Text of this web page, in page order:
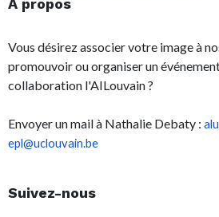
À propos
Vous désirez associer votre image à
promouvoir ou organiser un
collaboration l'AILouvain ?
Envoyer un mail à Nathalie Debaty :
epl@uclouvain.be
Suivez-nous